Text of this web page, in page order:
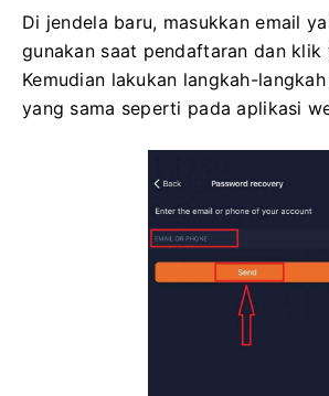
Di jendela baru, masukkan email
gunakan saat pendaftaran dan klik
Kemudian lakukan langkah-
yang sama seperti pada aplikasi